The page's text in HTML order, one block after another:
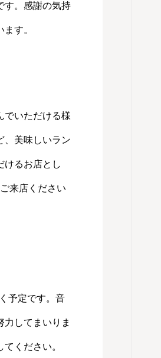
す。感謝の気持
す。
でいただける様
、美味しいラン
けるお店とし
来店ください
予定です。音
してまいりま
ください。